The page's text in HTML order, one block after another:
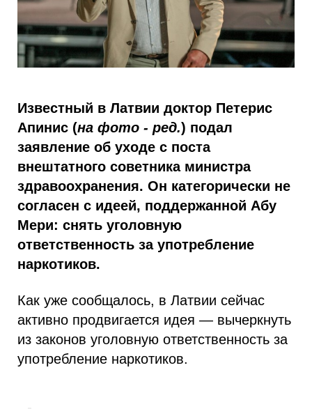
Известный в Латвии доктор Петерис
Апинис (на фото - ред.) подал
заявление об уходе с поста
внештатного советника министра
здравоохранения. Он категорически не
согласен с идеей, поддержанной Абу
Мери: снять уголовную
ответственность за употребление
наркотиков.
Как уже сообщалось, в Латвии сейчас
активно продвигается идея — вычеркнуть
из законов уголовную ответственность за
употребление наркотиков.